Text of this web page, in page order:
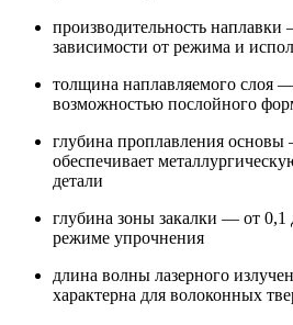
производительность наплавки
зависимости от режима и
толщина наплавляемого слоя
возможностью послойного
глубина проплавления
обеспечивает
детали
глубина зоны закалки — от 0,1
режиме упрочнения
длина волны лазерного
характерна для волоконных